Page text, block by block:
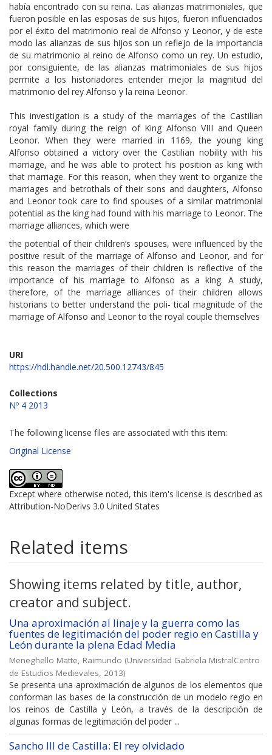
había encontrado con su reina. Las alianzas matrimoniales, que
fueron posible en las esposas de sus hijos, fueron influenciados
por el éxito del matrimonio real de Alfonso y Leonor, y de este
modo las alianzas de sus hijos son un reflejo de la importancia
de su matrimonio al reino de Alfonso como un rey. Un estudio,
por consiguiente, de las alianzas matrimoniales de sus hijos
permite a los historiadores entender mejor la magnitud del
matrimonio del rey Alfonso y la reina Leonor.
This investigation is a study of the marriages of the Castilian
royal family during the reign of King Alfonso VIII and Queen
Leonor. When they were married in 1169, the young king
Alfonso obtained a victory over the Castilian nobility with his
marriage, and he was able to protect his position as king with
that marriage. For this reason, when they went to organize the
marriages and betrothals of their sons and daughters, Alfonso
and Leonor took care to find spouses of a similar matrimonial
potential as the king had found with his marriage to Leonor. The
marriage alliances, which were
the potential of their children’s spouses, were influenced by the
positive result of the marriage of Alfonso and Leonor, and for
this reason the marriages of their children is reflective of the
importance of his marriage to Alfonso as a king. A study,
therefore, of the marriage alliances of their children allows
historians to better understand the poli- tical magnitude of the
marriage of Alfonso and Leonor to the royal couple themselves
URI
https://hdl.handle.net/20.500.12743/845
Collections
Nº 4 2013
The following license files are associated with this item:
Original License
Except where otherwise noted, this item's license is described as
Attribution-NoDerivs 3.0 United States
Related items
Showing items related by title, author,
creator and subject.
Una aproximación al linaje y la guerra como las
fuentes de legitimación del poder regio en Castilla y
León durante la plena Edad Media
Meneghello Matte, Raimundo (Universidad Gabriela MistralCentro
de Estudios Medievales, 2013)
Se presenta una aproximación de algunos de los elementos que
conforman las bases de la construcción de un modelo regio en
los reinos de Castilla y León, a través de la descripción de
algunas formas de legitimación del poder ...
Sancho III de Castilla: El rey olvidado